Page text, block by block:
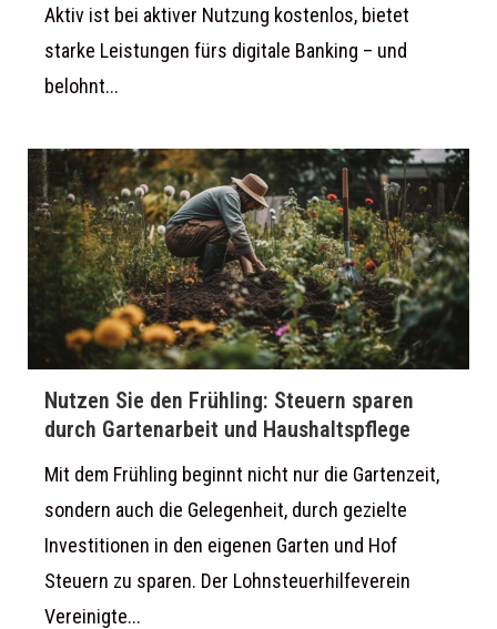
Aktiv ist bei aktiver Nutzung kostenlos, bietet
starke Leistungen fürs digitale Banking – und
belohnt...
Nutzen Sie den Frühling: Steuern sparen
durch Gartenarbeit und Haushaltspflege
Mit dem Frühling beginnt nicht nur die Gartenzeit,
sondern auch die Gelegenheit, durch gezielte
Investitionen in den eigenen Garten und Hof
Steuern zu sparen. Der Lohnsteuerhilfeverein
Vereinigte...